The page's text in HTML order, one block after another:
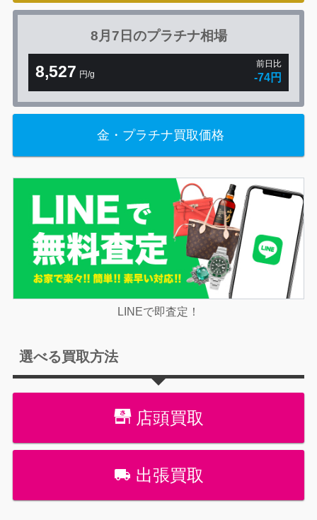
8月7日のプラチナ相場
8,527 円/g
前日比
-74円
金・プラチナ買取価格
LINEで即査定！
選べる買取方法
店頭買取
出張買取